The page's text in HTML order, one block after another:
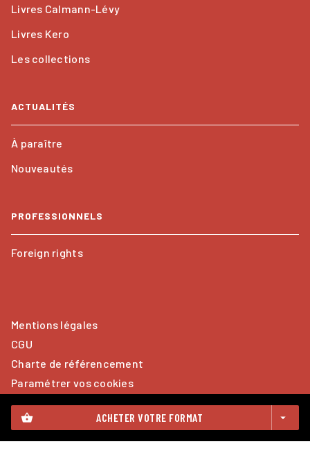
shopping_basket ACHETER VOTRE FORMAT arrow_drop_down
Livres Calmann-Lévy
Livres Kero
Les collections
ACTUALITÉS
À paraître
Nouveautés
PROFESSIONNELS
Foreign rights
Mentions légales
CGU
Charte de référencement
Paramétrer vos cookies
Données Personnelles